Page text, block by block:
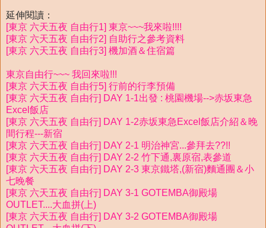
延伸閱讀：
[東京 六天五夜 自由行1] 東京~~~我來啦!!!!
[東京 六天五夜 自由行2] 自助行之參考資料
[東京 六天五夜 自由行3] 機加酒＆住宿篇
東京自由行~~~ 我回來啦!!!
[東京 六天五夜 自由行5] 行前的行李預備
[東京 六天五夜 自由行] DAY 1-1出發 : 桃園機場-->赤坂東急
Excel飯店
[東京 六天五夜 自由行] DAY 1-2赤坂東急Excel飯店介紹＆晚
間行程---新宿
[東京 六天五夜 自由行] DAY 2-1 明治神宮...參拜去??!!
[東京 六天五夜 自由行] DAY 2-2 竹下通,裏原宿,表參道
[東京 六天五夜 自由行] DAY 2-3 東京鐵塔,(新宿)麵通團＆小
七晚餐
[東京 六天五夜 自由行] DAY 3-1 GOTEMBA御殿場
OUTLET....大血拼(上)
[東京 六天五夜 自由行] DAY 3-2 GOTEMBA御殿場